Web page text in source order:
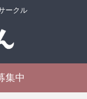
ークル
集中